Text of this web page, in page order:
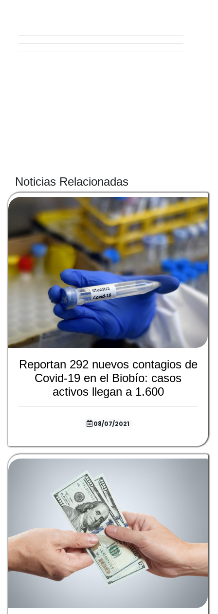
Noticias Relacionadas
Reportan 292 nuevos contagios de
Covid-19 en el Biobío: casos
activos llegan a 1.600
08/07/2021